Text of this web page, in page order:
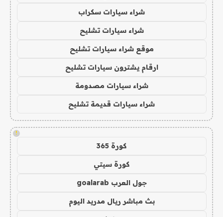
شراء سيارات سكراب
شراء سيارات تشليح
موقع شراء سيارات تشليح
ارقام يشترون سيارات تشليح
شراء سيارات مصدومة
شراء سيارات قديمة تشليح
!
كورة 365
كورة سيتي
جول العرب goalarab
بث مباشر ريال مدريد اليوم